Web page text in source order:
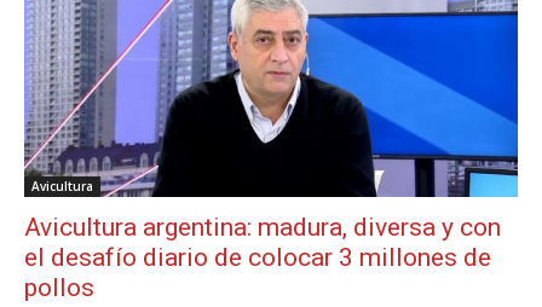
Avicultura
Avicultura argentina: madura, diversa y con
el desafío diario de colocar 3 millones de
pollos